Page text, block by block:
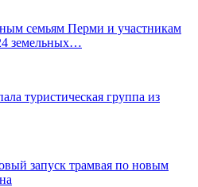
семьям Перми и участникам
земельных…
туристическая группа из
запуск трамвая по новым